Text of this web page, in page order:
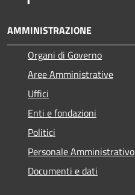
AMMINISTRAZIONE
Organi di Governo
Aree Amministrative
Uffici
Enti e fondazioni
Politici
Personale Amministrativo
Documenti e dati